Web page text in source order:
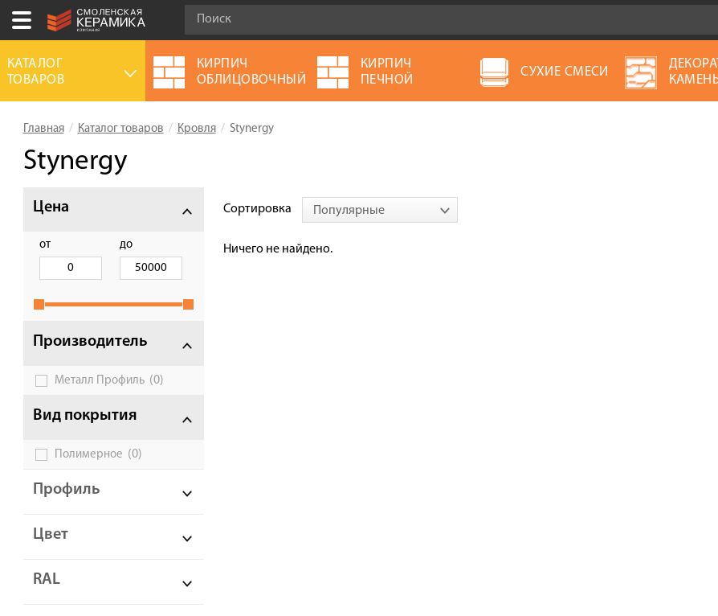
Ваш город: Великий Новгород
Выберите ваш город:
+7 (920) 150-77-00
О компании
Калькулятор
Оплата
Галерея объектов
Контакты
КАТАЛОГ
ТОВАРОВ
КИРПИЧ
ОБЛИЦОВОЧНЫЙ
КИРПИЧ
ПЕЧНОЙ
СУХИЕ СМЕСИ
Главная Каталог товаров Кровля Stynergy
Stynergy
Цена
от до
Производитель
Металл Профиль (0)
Вид покрытия
Полимерное (0)
Профиль
Цвет
RAL
Сортировка Популярные
Ничего не найдено.